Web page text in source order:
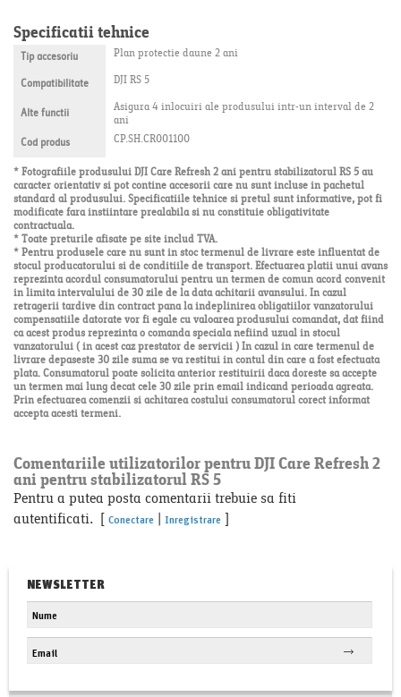
Specificatii tehnice
Tip accesoriu Plan protectie daune 2 ani
Compatibilitate DJI RS 5
Alte functii Asigura 4 inlocuiri ale produsului intr-un interval de 2
ani
Cod produs
CP.SH.CR001100
* Fotografiile produsului DJI Care Refresh 2 ani pentru stabilizatorul RS 5 au
caracter orientativ si pot contine accesorii care nu sunt incluse in pachetul
standard al produsului. Specificatiile tehnice si pretul sunt informative, pot fi
modificate fara instiintare prealabila si nu constituie obligativitate
contractuala.
* Toate preturile afisate pe site includ TVA.
* Pentru produsele care nu sunt in stoc termenul de livrare este influentat de
stocul producatorului si de conditiile de transport. Efectuarea platii unui avans
reprezinta acordul consumatorului pentru un termen de comun acord convenit
in limita intervalului de 30 zile de la data achitarii avansului. In cazul
retragerii tardive din contract pana la indeplinirea obligatiilor vanzatorului
compensatiile datorate vor fi egale cu valoarea produsului comandat, dat fiind
ca acest produs reprezinta o comanda speciala nefiind uzual in stocul
vanzatorului ( in acest caz prestator de servicii ) In cazul in care termenul de
livrare depaseste 30 zile suma se va restitui in contul din care a fost efectuata
plata. Consumatorul poate solicita anterior restituirii daca doreste sa accepte
un termen mai lung decat cele 30 zile prin email indicand perioada agreata.
Prin efectuarea comenzii si achitarea costului consumatorul corect informat
accepta acesti termeni.
Comentariile utilizatorilor pentru DJI Care Refresh 2
ani pentru stabilizatorul RS 5
Pentru a putea posta comentarii trebuie sa fiti
autentificati. [ Conectare | Inregistrare ]
NEWSLETTER